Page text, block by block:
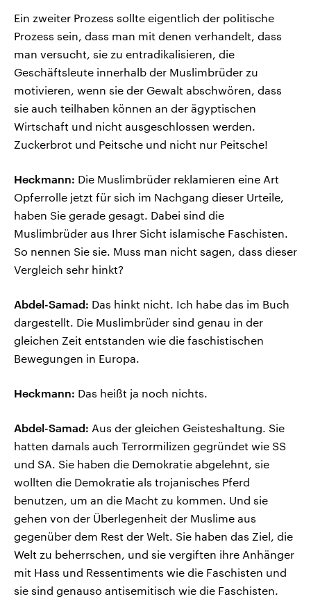
Ein zweiter Prozess sollte eigentlich der politische
Prozess sein, dass man mit denen verhandelt, dass
man versucht, sie zu entradikalisieren, die
Geschäftsleute innerhalb der Muslimbrüder zu
motivieren, wenn sie der Gewalt abschwören, dass
sie auch teilhaben können an der ägyptischen
Wirtschaft und nicht ausgeschlossen werden.
Zuckerbrot und Peitsche und nicht nur Peitsche!
Heckmann: Die Muslimbrüder reklamieren eine Art
Opferrolle jetzt für sich im Nachgang dieser Urteile,
haben Sie gerade gesagt. Dabei sind die
Muslimbrüder aus Ihrer Sicht islamische Faschisten.
So nennen Sie sie. Muss man nicht sagen, dass dieser
Vergleich sehr hinkt?
Abdel-Samad: Das hinkt nicht. Ich habe das im Buch
dargestellt. Die Muslimbrüder sind genau in der
gleichen Zeit entstanden wie die faschistischen
Bewegungen in Europa.
Heckmann: Das heißt ja noch nichts.
Abdel-Samad: Aus der gleichen Geisteshaltung. Sie
hatten damals auch Terrormilizen gegründet wie SS
und SA. Sie haben die Demokratie abgelehnt, sie
wollten die Demokratie als trojanisches Pferd
benutzen, um an die Macht zu kommen. Und sie
gehen von der Überlegenheit der Muslime aus
gegenüber dem Rest der Welt. Sie haben das Ziel, die
Welt zu beherrschen, und sie vergiften ihre Anhänger
mit Hass und Ressentiments wie die Faschisten und
sie sind genauso antisemitisch wie die Faschisten.